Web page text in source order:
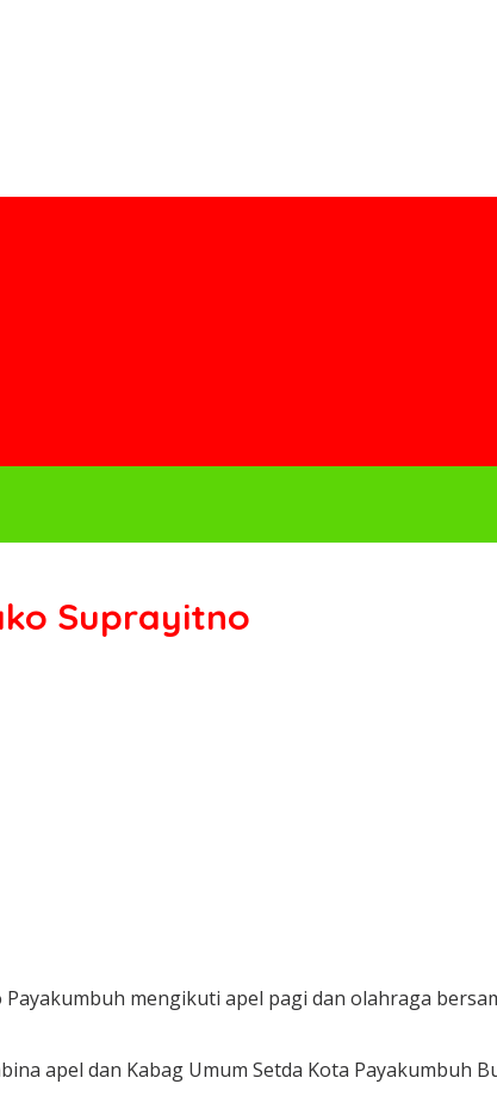
Suprayitno
mengikuti apel pagi dan olahraga
apel dan Kabag Umum Setda Kota Payakumbuh